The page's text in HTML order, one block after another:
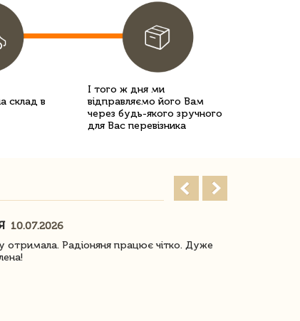
склад в
І того ж дня ми
відправляємо його Вам
через будь-якого зручного
для Вас перевізника
10.07.2026
отримала. Радіоняня працює чітко. Дуже